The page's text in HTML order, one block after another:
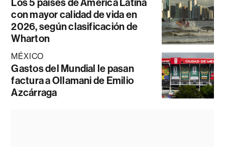
con mayor calidad de vida en
2026, según clasificación de
Wharton
MÉXICO
Gastos del Mundial le pasan
factura a Ollamani de Emilio
Azcárraga